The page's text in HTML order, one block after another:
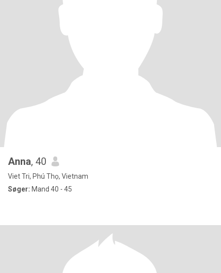
Anna, 40
Viet Tri, Phú Thọ, Vietnam
Søger: Mand 40 - 45